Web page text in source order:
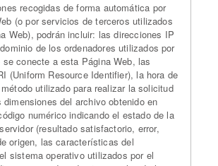
recogidas de forma automática por
(o por servicios de terceros utilizados
Web), podrán incluir: las direcciones IP
de los ordenadores utilizados por
se conecte a esta Página Web, las
(Uniform Resource Identifier), la hora de
utilizado para realizar la solicitud
dimensiones del archivo obtenido en
numérico indicando el estado de la
(resultado satisfactorio, error,
origen, las características del
sistema operativo utilizados por el